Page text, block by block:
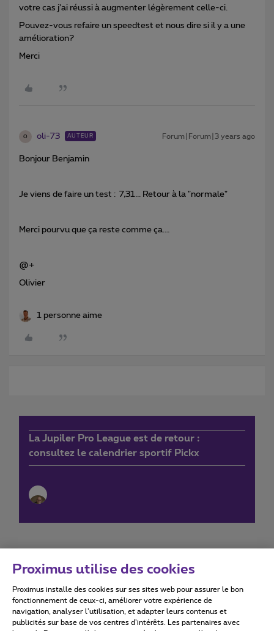
votre cas j’ai réussi à augmenter légèrement celle-ci.
Pouvez-vous refaire un speedtest et nous dire si il y a une
amélioration?
Merci
O oli-73 AUTEUR Forum|Forum|3 years ago
Bonjour Benjamin
Je viens de faire un test : 7,31... Retour à la "normale"
Merci pourvu que ça reste comme ça.…
@+
Olivier
1 personne aime
La Jupiler Pro League est de retour :
consultez le calendrier sportif Pickx
Conditions d'utilisation Accessibility statement
Proximus utilise des cookies
Proximus installe des cookies sur ses sites web pour assurer le bon
fonctionnement de ceux-ci, améliorer votre expérience de
navigation, analyser l’utilisation, et adapter leurs contenus et
publicités sur base de vos centres d’intérêts. Les partenaires avec